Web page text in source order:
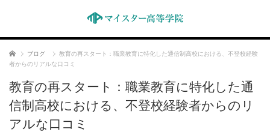
ホーム ブログ
教育の再スタート：職業教育に特化した通信制高校における、不登校経験
者からのリアルな口コミ
教育の再スタート：職業教育に特化した通
信制高校における、不登校経験者からのリ
アルな口コミ